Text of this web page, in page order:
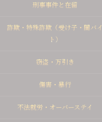
刑事事件と在留
詐欺・特殊詐欺（受け子・闇バイ
ト）
窃盗・万引き
傷害・暴行
不法就労・オーバーステイ